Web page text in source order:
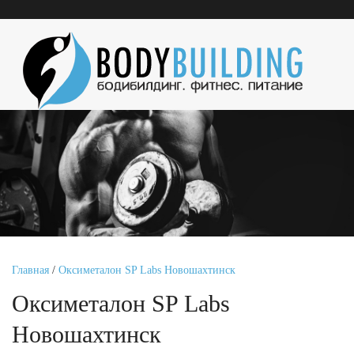
Главная / Оксиметалон SP Labs Новошахтинск
Оксиметалон SP Labs
Новошахтинск